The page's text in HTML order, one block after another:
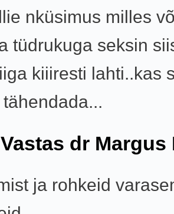
nküsimus milles
tüdrukuga seksin
kiiiresti lahti..kas
Vastas dr Margus
ja rohkeid